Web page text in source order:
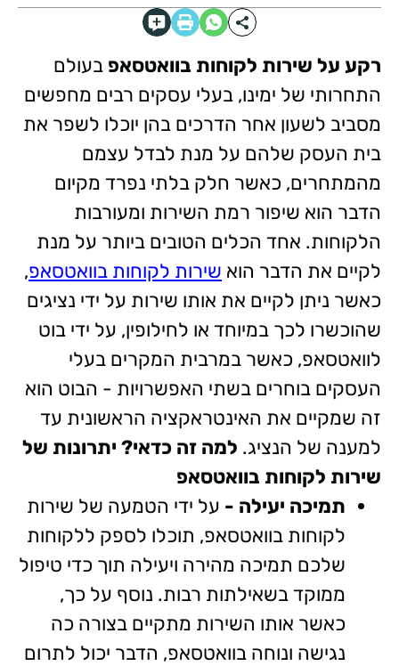
רקע על שירות לקוחות בוואטסאפ בעולם
התחרותי של ימינו, בעלי עסקים רבים מחפשים
מסביב לשעון אחר הדרכים בהן יוכלו לשפר את
בית העסק שלהם על מנת לבדל עצמם
מהמתחרים, כאשר חלק בלתי נפרד מקיום
הדבר הוא שיפור רמת השירות ומעורבות
הלקוחות. אחד הכלים הטובים ביותר על מנת
לקיים את הדבר הוא שירות לקוחות בוואטסאפ,
כאשר ניתן לקיים את אותו שירות על ידי נציגים
שהוכשרו לכך במיוחד או לחילופין, על ידי בוט
לוואטסאפ, כאשר במרבית המקרים בעלי
העסקים בוחרים בשתי האפשרויות - הבוט הוא
זה שמקיים את האינטראקציה הראשונית עד
למענה של הנציג. למה זה כדאי? יתרונות של
שירות לקוחות בוואטסאפ
תמיכה יעילה - על ידי הטמעה של שירות
לקוחות בוואטסאפ, תוכלו לספק ללקוחות
שלכם תמיכה מהירה ויעילה תוך כדי טיפול
ממוקד בשאילתות רבות. נוסף על כך,
כאשר אותו השירות מתקיים בצורה כה
נגישה ונוחה בוואטסאפ, הדבר יכול לתרום